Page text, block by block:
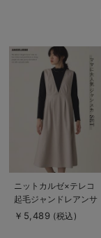
商
品
商
品
詳
を
ニットカルゼ×テレコ
起毛ジャンドレアンサ
ンブル マタニティ・
￥5,489 (税込)